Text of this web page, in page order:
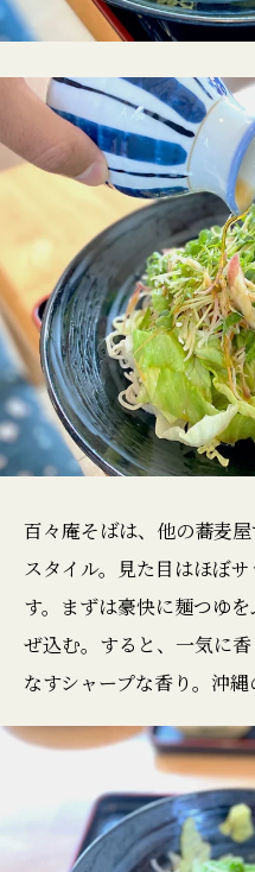
百々庵そばは、他の蕎麦
スタイル。見た目はほぼ
す。まずは豪快に麺つゆ
ぜ込む。すると、一気に
なすシャープな香り。沖縄